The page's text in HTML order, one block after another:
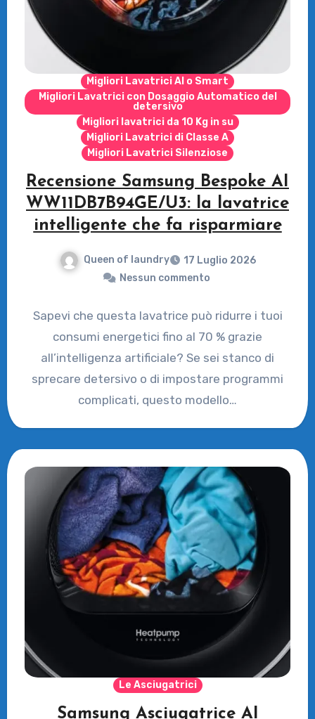
Migliori Lavatrici AI o Smart
Migliori Lavatrici con Dosaggio Automatico del
detersivo
Migliori lavatrici da 10 Kg in su
Migliori Lavatrici di Classe A
Migliori Lavatrici Silenziose
Recensione Samsung Bespoke AI
WW11DB7B94GE/U3: la lavatrice
intelligente che fa risparmiare
Queen of laundry
17 Luglio 2026
Nessun commento
Sapevi che questa lavatrice può ridurre i tuoi
consumi energetici fino al 70 % grazie
all’intelligenza artificiale? Se sei stanco di
sprecare detersivo o di impostare programmi
complicati, questo modello…
Le Asciugatrici
Samsung Asciugatrice AI